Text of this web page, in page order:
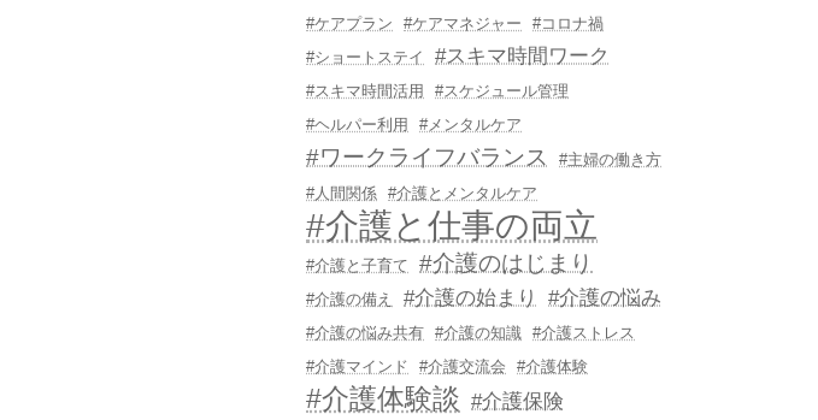
#ケアプラン
#ケアマネジャー
#コロナ禍
#ショートステイ
#スキマ時間ワーク
#スキマ時間活用
#スケジュール管理
#ヘルパー利用
#メンタルケア
#ワークライフバランス
#主婦の働き方
#人間関係
#介護とメンタルケア
#介護と仕事の両立
#介護と子育て #介護のはじまり
#介護の備え #介護の始まり #介護の悩み
#介護の悩み共有 #介護の知識
#介護ストレス
#介護マインド
#介護交流会 #介護体験
#介護体験談 #介護保険